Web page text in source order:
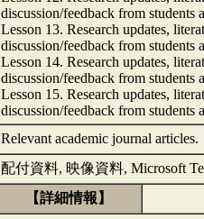
discussion/feedback from students
Lesson 13. Research updates,
discussion/feedback from students
Lesson 14. Research updates,
discussion/feedback from students
Lesson 15. Research updates,
discussion/feedback from students
Relevant academic journal articles.
配付資料, 映像資料, Microsoft
【詳細情報】